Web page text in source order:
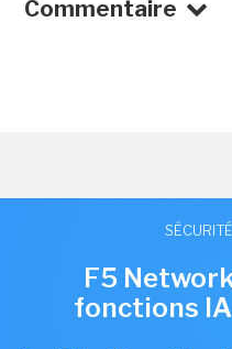
Commentaire
SÉCURITÉ
F5
fonctions